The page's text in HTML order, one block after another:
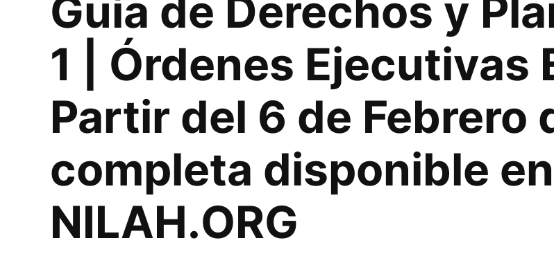
Guía de Derechos y
1 | Órdenes Ejecutivas
Partir del 6 de Febrero
completa disponible
NILAH.ORG